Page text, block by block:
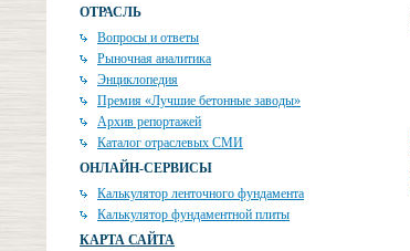
ОТРАСЛЬ
Вопросы и ответы
Рыночная аналитика
Энциклопедия
Премия «Лучшие бетонные заводы»
Архив репортажей
Каталог отраслевых СМИ
ОНЛАЙН-СЕРВИСЫ
Калькулятор ленточного фундамента
Калькулятор фундаментной плиты
КАРТА САЙТА